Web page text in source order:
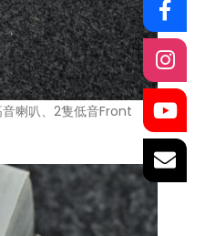
喇叭、2隻低音Front